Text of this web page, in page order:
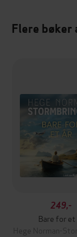
Flere bøker
249,-
Bare for et
Hege Norman-